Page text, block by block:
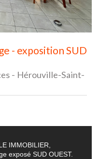
- exposition SUD
- Hérouville-Saint-
IMMOBILIER,
exposé SUD OUEST.